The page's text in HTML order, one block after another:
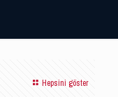
Hepsini göster